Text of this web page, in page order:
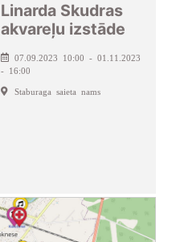
Linarda Skudras
akvareļu izstāde
07.09.2023 10:00 - 01.11.2023
- 16:00
Staburaga saieta nams